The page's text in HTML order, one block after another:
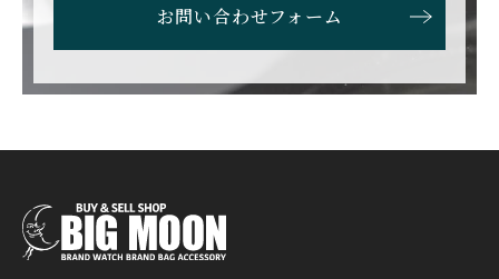
BVLGARI
CARL F. BUCHERER CARTIER
CHANEL
シャネル
お問い合わせフォーム